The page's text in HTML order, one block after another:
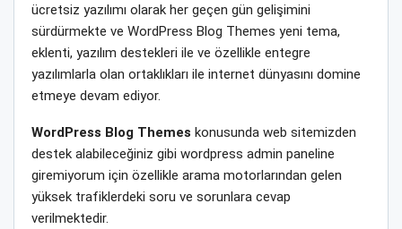
ücretsiz yazılımı olarak her geçen gün gelişimini
sürdürmekte ve WordPress Blog Themes yeni tema,
eklenti, yazılım destekleri ile ve özellikle entegre
yazılımlarla olan ortaklıkları ile internet dünyasını domine
etmeye devam ediyor.
WordPress Blog Themes konusunda web sitemizden
destek alabileceğiniz gibi wordpress admin paneline
giremiyorum için özellikle arama motorlarından gelen
yüksek trafiklerdeki soru ve sorunlara cevap
verilmektedir.